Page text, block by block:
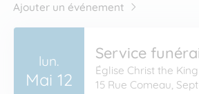
Ajouter un événement
lun.
Mai 12
Service
Église Christ the King
15 Rue Comeau,